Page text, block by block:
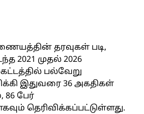
தரவுகள் படி,
2021 முதல் 2026
பல்வேறு
இதுவரை 36 அகதிகள்
86 பேர்
தெரிவிக்கப்பட்டுள்ளது.